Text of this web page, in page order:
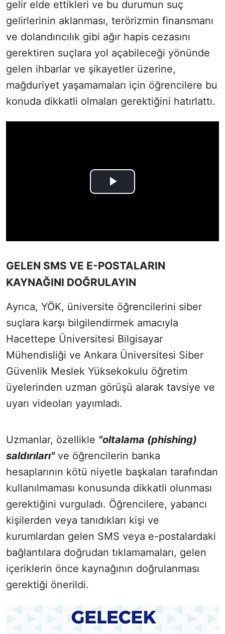
gelir elde ettikleri ve bu durumun suç
gelirlerinin aklanması, terörizmin finansmanı
ve dolandırıcılık gibi ağır hapis cezasını
gerektiren suçlara yol açabileceği yönünde
gelen ihbarlar ve şikayetler üzerine,
mağduriyet yaşamamaları için öğrencilere bu
konuda dikkatli olmaları gerektiğini hatırlattı.
GELEN SMS VE E-POSTALARIN
KAYNAĞINI DOĞRULAYIN
Ayrıca, YÖK, üniversite öğrencilerini siber
suçlara karşı bilgilendirmek amacıyla
Hacettepe Üniversitesi Bilgisayar
Mühendisliği ve Ankara Üniversitesi Siber
Güvenlik Meslek Yüksekokulu öğretim
üyelerinden uzman görüşü alarak tavsiye ve
uyarı videoları yayımladı.
Uzmanlar, özellikle "oltalama (phishing)
saldırıları"ve öğrencilerin banka
hesaplarının kötü niyetle başkaları tarafından
kullanılmaması konusunda dikkatli olunması
gerektiğini vurguladı. Öğrencilere, yabancı
kişilerden veya tanıdıkları kişi ve
kurumlardan gelen SMS veya e-postalardaki
bağlantılara doğrudan tıklamamaları, gelen
içeriklerin önce kaynağının doğrulanması
gerektiği önerildi.